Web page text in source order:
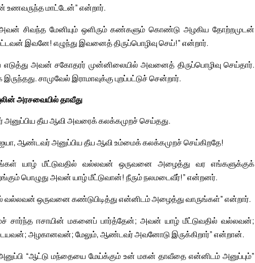
மாட்டேன்” என்றார்.
சிவந்த மேனியும் ஒளிரும் கண்களும் கொண்டு அழகிய தோற்றமுடன்
இவனே! எழுந்து இவனைத் திருப்பொழிவு செய்!” என்றார்.
அவன் சகோதரர் முன்னிலையில் அவனைத் திருப்பொழிவு செய்தார்.
சாமுவேல் இராமாவுக்கு புறப்பட்டுச் சென்றார்.
அரசவையில் தாவீது
தீய ஆவி அவரைக் கலக்கமுறச் செய்தது.
ஆண்டவர் அனுப்பிய தீய ஆவி உம்மைக் கலக்கமுறச் செய்கிறதே!
யாழ் மீட்டுவதில் வல்லவன் ஒருவனை அழைத்து வர எங்களுக்குக்
பொழுது அவன் யாழ் மீட்டுவான்! நீரும் நலமடைவீர்!” என்றனர்.
வல்லவன் ஒருவனை கண்டுபிடித்து என்னிடம் அழைத்து வாருங்கள்” என்றார்.
சார்ந்த ஈசாயின் மகனைப் பார்த்தேன்; அவன் யாழ் மீட்டுவதில் வல்லவன்;
அழகானவன்; மேலும், ஆண்டவர் அவனோடு இருக்கிறார்” என்றான்.
“ஆட்டு மந்தையை மேய்க்கும் உன் மகன் தாவீதை என்னிடம் அனுப்பும்”